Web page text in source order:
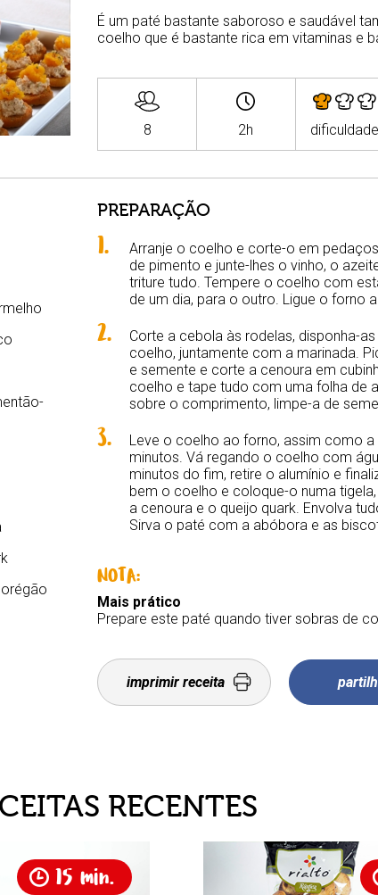
É um paté bastante saboroso e saudável
coelho que é bastante rica em vitaminas e
8 2h dificuldade
PREPARAÇÃO
Arranje o coelho e corte-o em
de pimento e junte-lhes o vinho, o
triture tudo. Tempere o coelho com
de um dia, para o outro. Ligue o forno a
Corte a cebola às rodelas, disponha-
coelho, juntamente com a marinada.
e semente e corte a cenoura em
coelho e tape tudo com uma folha de
sobre o comprimento, limpe-a de
Leve o coelho ao forno, assim como
minutos. Vá regando o coelho com
minutos do fim, retire o alumínio e
bem o coelho e coloque-o numa
a cenoura e o queijo quark. Envolva
Sirva o paté com a abóbora e as
NOTA:
Mais prático
Prepare este paté quando tiver sobras de
imprimir receita
RECENTES
15 min.